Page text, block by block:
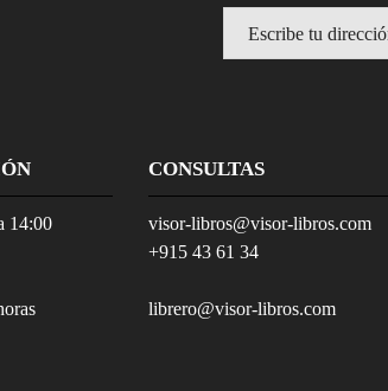
14:00
CONSULTAS
visor-libros@visor-libros.com
+915 43 61 34
librero@visor-libros.com